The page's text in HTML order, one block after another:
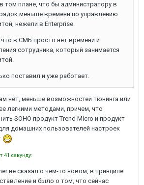
том плане, что бы администратору в
меньше времени по управлению
нежели в Enterprise.
в СМБ просто нет времени и
сотрудника, который занимается
поставил и уже работает.
нет, меньше возможностей тюнинга или
легкими методами, причем, что
SOHO продукт Trend Micro и продукт
домашних пользователей настроек
41 секунду:
не сказал о чем-то новом, в принципе
и было о том, что сейчас